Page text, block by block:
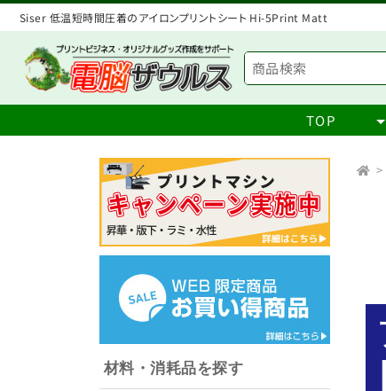
Siser 低温短時間圧着のアイロンプリントシート Hi-5Print Matt
TOP
>
材料・消耗品を探す